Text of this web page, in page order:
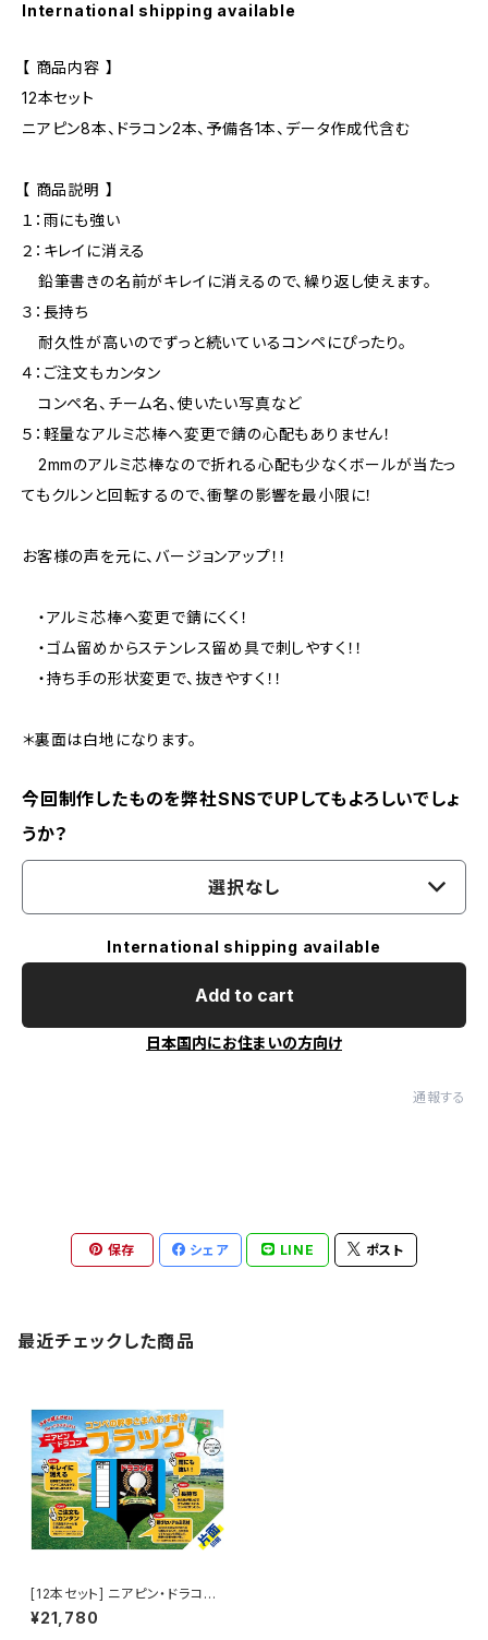
International shipping available
【 商品内容 】
12本セット
ニアピン8本、ドラコン2本、予備各1本、データ作成代含む
【 商品説明 】
１：雨にも強い
２：キレイに消える
鉛筆書きの名前がキレイに消えるので、繰り返し使えます。
３：長持ち
耐久性が高いのでずっと続いているコンペにぴったり。
４：ご注文もカンタン
コンペ名、チーム名、使いたい写真など
５：軽量なアルミ芯棒へ変更で錆の心配もありません！
2mmのアルミ芯棒なので折れる心配も少なくボールが当たっ
てもクルンと回転するので、衝撃の影響を最小限に！
お客様の声を元に、バージョンアップ！！
・アルミ芯棒へ変更で錆にくく！
・ゴム留めからステンレス留め具で刺しやすく！！
・持ち手の形状変更で、抜きやすく！！
＊裏面は白地になります。
今回制作したものを弊社SNSでUPしてもよろしいでしょ
うか？
選択なし
International shipping available
Add to cart
日本国内にお住まいの方向け
通報する
保存 シェア LINE ポスト
最近チェックした商品
[12本セット] ニアピン・ドラコン
フラッグ（片面印刷）
¥21,780